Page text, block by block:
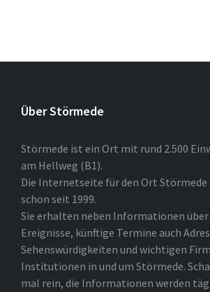
Über Störmede
Störmede ist ein Ort mit rund 2.500
am Hellweg (B1).
Die Internetseite für den Ort
schon seit 1999.
Sie erhalten neben Informationen
Ereignisse, künftige Termine auch
Sehenswürdigkeiten und wichtigen
Institutionen in und um Störmede.
mal rein, die Informationen werden